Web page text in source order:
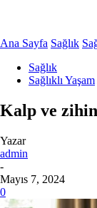
Ana Sayfa Sağlık
Sağlık
Sağlıklı Yaşam
Kalp ve
Yazar
admin
-
Mayıs 7, 2024
0